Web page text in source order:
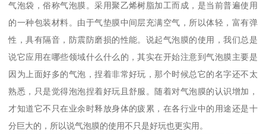
气泡袋，俗称气泡膜。采用聚乙烯树脂加工而成，是当前普遍使用
的一种包装材料。由于气垫膜中间层充满空气，所以体轻，富有弹
性，具有隔音，防震防磨损的性能。说起气泡膜的使用，我们总是
说它应用在哪些领域什么什么的，其实在开始注意到气泡膜主要是
因为上面好多的气泡，捏着非常好玩，那个时候总它的名字还不太
熟悉，只是觉得泡泡捏着好玩且舒服。随着对气泡膜的认识增加，
才知道它不只在业余时释放身体的疲累，在各行业中的用途还是十
分巨大的，所以说气泡膜的使用不只是好玩也更实用。